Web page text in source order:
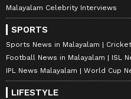
Malayalam Celebrity Interviews
SPORTS
Sports News in Malayalam
Football News in Malayalam
ISL
IPL News Malayalam
World Cup
LIFESTYLE